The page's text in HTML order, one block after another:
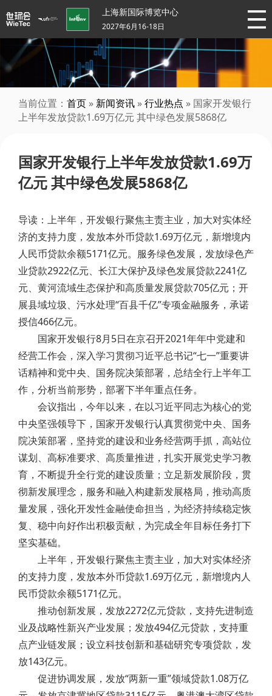
上海新国际博览中心
2027年6月16-18日
当前位置： 首页 » 新闻资讯 »行业热点 » 国家开发银行
上半年发放贷款1.69万亿元 其中绿色发展5868亿
国家开发银行上半年发放贷款1.69万
亿元 其中绿色发展5868亿
导读：上半年，开发银行聚焦主责主业，加大对实体经
济的支持力度，发放本外币贷款1.69万亿元，新增境内
人民币贷款余额5171亿元。服务绿色发展，发放绿色产
业贷款2922亿元、长江大保护及绿色发展贷款2241亿
元、黄河流域生态保护和高质量发展贷款705亿元；开
展县域垃圾、污水处理“百县千亿”专项金融服务，承诺
授信466亿元。
国家开发银行8月5日在京召开2021年年中党建和
经营工作会，深入学习贯彻习近平总书记“七一”重要讲
话精神和党中央、国务院决策部署，总结全行上半年工
作，分析当前形势，部署下半年重点任务。
会议指出，今年以来，在以习近平同志为核心的党
中央坚强领导下，国家开发银行认真贯彻党中央、国务
院决策部署，坚持党的建设和业务经营两手抓，高站位
谋划、高标准要求、高质量推进，扎实开展党史学习教
育，不断提升全行党的建设质量；立足新发展阶段，贯
彻新发展理念，服务和融入构建新发展格局，推动高质
量发展，强化开发性金融使命担当，为经济持续稳定恢
复、稳中向好作出积极贡献，为完成全年目标任务打下
坚实基础。
上半年，开发银行聚焦主责主业，加大对实体经济
的支持力度，发放本外币贷款1.69万亿元，新增境内人
民币贷款余额5171亿元。
推动创新发展，发放2272亿元贷款，支持先进制造
业及战略性新兴产业发展；发放494亿元贷款，支持重
点产业链发展；设立科技创新和基础研究专项贷款，发
放143亿元。
促进协调发展，发放“两新一重”领域贷款1.08万亿